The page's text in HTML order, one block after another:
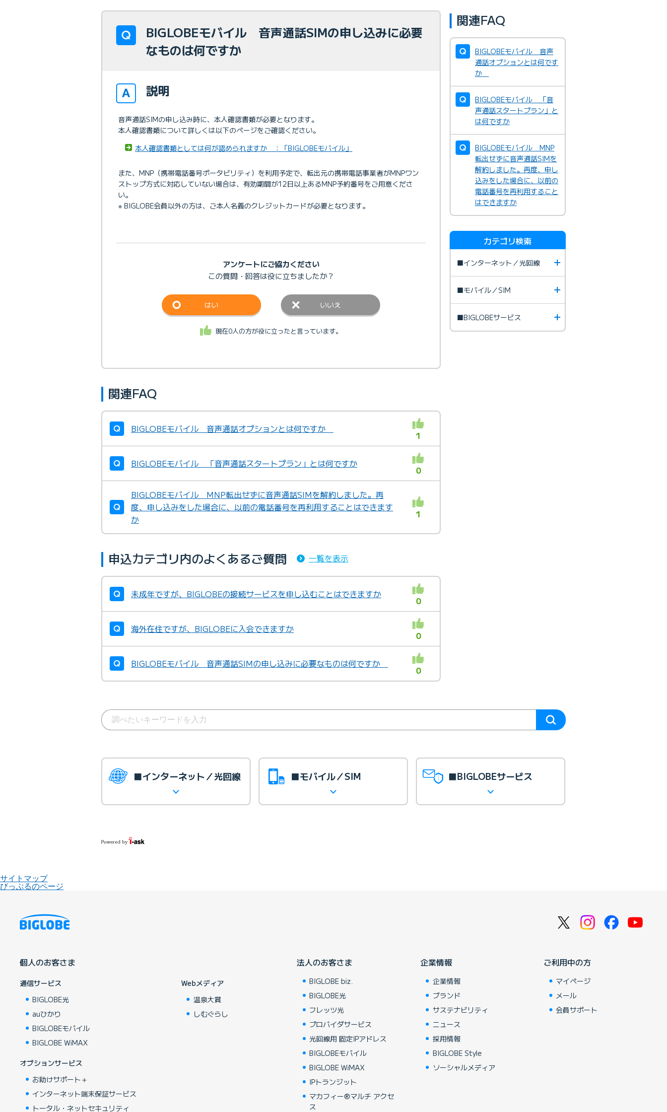
BIGLOBEモバイル 音声通話SIMの申し込みに必要
なものは何ですか
説明
音声通話SIMの申し込み時に、本人確認書類が必要となります。
本人確認書類について詳しくは以下のページをご確認ください。
本人確認書類としては何が認められますか ：「BIGLOBEモバイル」
また、MNP（携帯電話番号ポータビリティ）を利用予定で、転出元の携帯電話事業者がMNPワン
ストップ方式に対応していない場合は、有効期間が12日以上あるMNP予約番号をご用意くださ
い。
※ BIGLOBE会員以外の方は、ご本人名義のクレジットカードが必要となります。
アンケートにご協力ください
この質問・回答は役に立ちましたか？
はい いいえ
現在0人の方が役に立ったと言っています。
関連FAQ
BIGLOBEモバイル 音声通話オプションとは何ですか
1
BIGLOBEモバイル 「音声通話スタートプラン」とは何ですか
0
BIGLOBEモバイル MNP転出せずに音声通話SIMを解約しました。再
度、申し込みをした場合に、以前の電話番号を再利用することはできます
か
1
申込カテゴリ内のよくあるご質問 一覧を表示
未成年ですが、BIGLOBEの接続サービスを申し込むことはできますか
0
海外在住ですが、BIGLOBEに入会できますか
0
BIGLOBEモバイル 音声通話SIMの申し込みに必要なものは何ですか
0
関連FAQ
BIGLOBEモバイル 音声
通話オプションとは何です
か
BIGLOBEモバイル 「音
声通話スタートプラン」と
は何ですか
BIGLOBEモバイル MNP
転出せずに音声通話SIMを
解約しました。再度、申し
込みをした場合に、以前の
電話番号を再利用すること
はできますか
カテゴリ検索
■インターネット／光回線
■モバイル／SIM
■BIGLOBEサービス
■インターネット／光回線 ■モバイル／SIM ■BIGLOBEサービス
サイトマップ
びっぷるのページ
個人のお客さま
通信サービス
BIGLOBE光
auひかり
BIGLOBEモバイル
BIGLOBE WiMAX
オプションサービス
お助けサポート＋
インターネット端末保証サービス
トータル・ネットセキュリティ
Webメディア
温泉大賞
しむぐらし
法人のお客さま
BIGLOBE biz.
BIGLOBE光
フレッツ光
プロバイダサービス
光回線用 固定IPアドレス
BIGLOBEモバイル
BIGLOBE WiMAX
IPトランジット
マカフィー®マルチ アクセ
ス
企業情報
企業情報
ブランド
サステナビリティ
ニュース
採用情報
BIGLOBE Style
ソーシャルメディア
ご利用中の方
マイページ
メール
会員サポート